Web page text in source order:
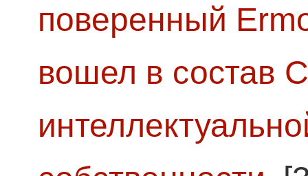
поверенный
вошел в состав